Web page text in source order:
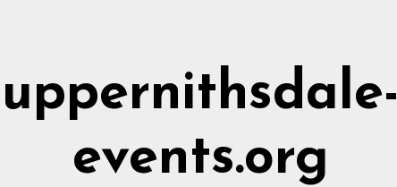
uppernithsdale-
events.org